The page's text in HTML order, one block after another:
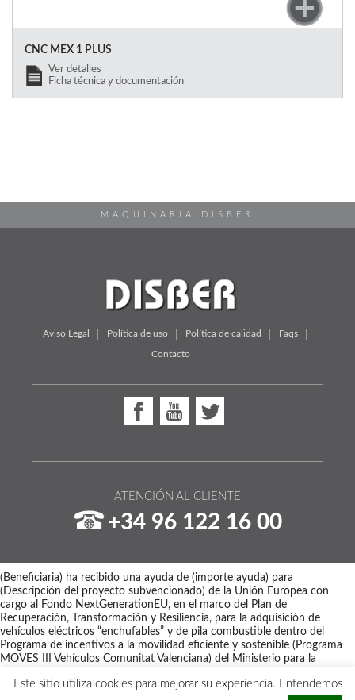
CNC MEX 1 PLUS
Ver detalles
Ficha técnica y documentación
MAQUINARIA DISBER
Aviso Legal Política de uso Política de calidad Faqs
Contacto
ATENCIÓN AL CLIENTE
+34 96 122 16 00
(Beneficiaria) ha recibido una ayuda de (importe ayuda) para
(Descripción del proyecto subvencionado) de la Unión Europea con
cargo al Fondo NextGenerationEU, en el marco del Plan de
Recuperación, Transformación y Resiliencia, para la adquisición de
vehículos eléctricos “enchufables” y de pila combustible dentro del
Programa de incentivos a la movilidad eficiente y sostenible (Programa
MOVES III Vehículos Comunitat Valenciana) del Ministerio para la
gestionado por el Instituto Valenciano de Competitividad Empresarial
Este sitio utiliza cookies para mejorar su experiencia. Entendemos